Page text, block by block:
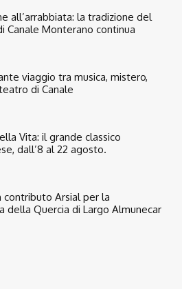
all’arrabbiata: la tradizione del
Canale Monterano continua
viaggio tra musica, mistero,
di Canale
Vita: il grande classico
dall’8 al 22 agosto.
contributo Arsial per la
della Quercia di Largo Almunecar